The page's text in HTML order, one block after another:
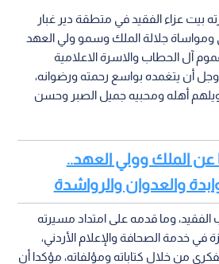
بيت عزاء الفقيد في متطقة دير غبار
ومواساة جلالة الملك وسمو ولي العهد
آل الحطاب والاسرة الاعلامية
وجل أن يتغمده بواسع رحمته ورضوانه،
أهله ومحبيه جميل الصبر وحسن
عن الملك وولي العهد..
والعدوان والرواشدة
وما قدمه على امتداد مسيرته
في خدمة الصحافة والإعلام الأردني،
من خلال كتاباته ومؤلفاته، مؤكدا أن